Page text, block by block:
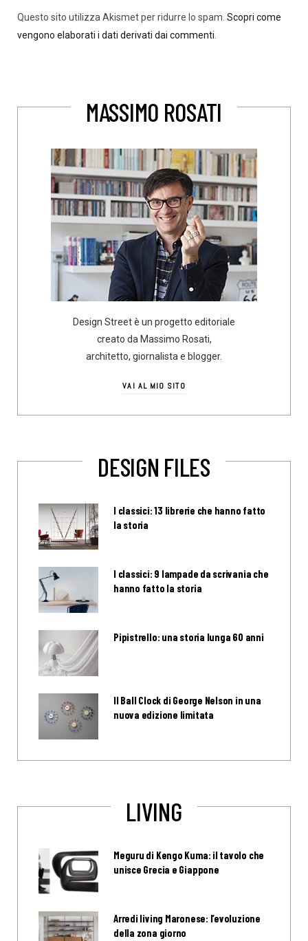
Questo sito utilizza Akismet per ridurre lo spam. Scopri come
vengono elaborati i dati derivati dai commenti
MASSIMO ROSATI
Design Street è un progetto editoriale
creato da Massimo Rosati,
architetto, giornalista e blogger.
VAI AL MIO SITO
DESIGN FILES
I classici: 13 librerie che hanno fatto
la storia
I classici: 9 lampade da scrivania che
hanno fatto la storia
Pipistrello: una storia lunga 60 anni
Il Ball Clock di George Nelson in una
nuova edizione limitata
LIVING
Meguru di Kengo Kuma: il tavolo che
unisce Grecia e Giappone
Arredi living Maronese: l’evoluzione
della zona giorno